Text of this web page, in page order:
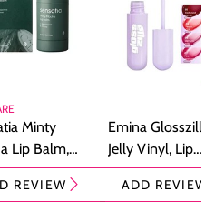
Minty
Lip Balm,
Bibir
Aroma
REVIEW
Emina
Jelly Vinyl, Lip
Cream Glossy
Ringan
ADD